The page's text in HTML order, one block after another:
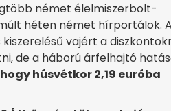
német élelmiszerbolt-
héten német hírportálok. A
vajért a
de a háború árfelhajtó
húsvétkor 2,19 euróba